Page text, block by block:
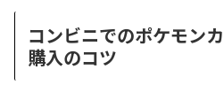
コンビニでのポケモン
購入のコツ